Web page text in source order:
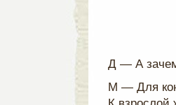
Д — А
М — Для